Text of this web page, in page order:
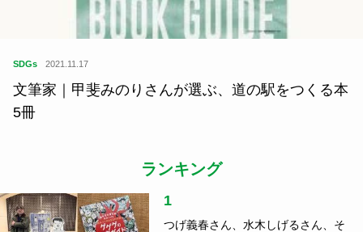
SDGs 2021.11.17
文筆家｜甲斐みのりさんが選ぶ、道の駅をつくる本
5冊
ランキング
1
つげ義春さん、水木しげるさん、そ